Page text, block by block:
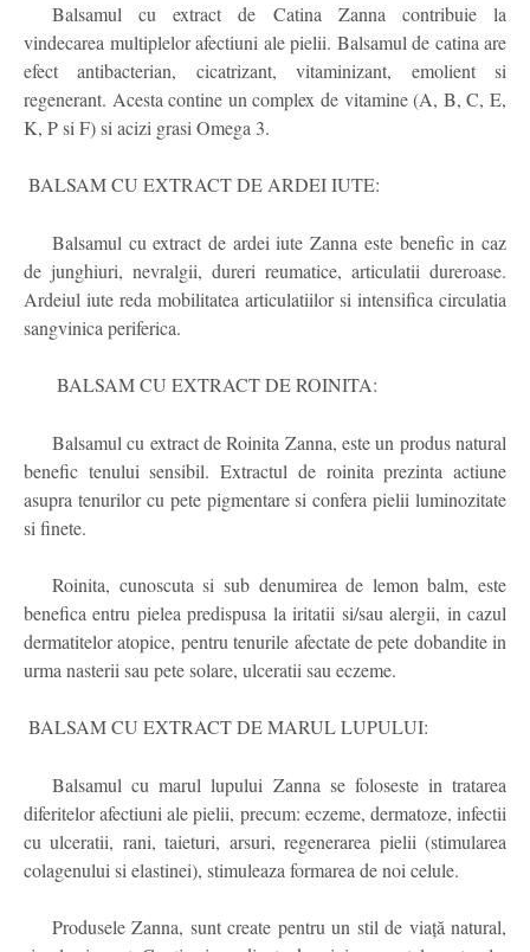
Balsamul cu extract de Catina Zanna contribuie la
vindecarea multiplelor afectiuni ale pielii. Balsamul de catina are
efect antibacterian, cicatrizant, vitaminizant, emolient si
regenerant. Acesta contine un complex de vitamine (A, B, C, E,
K, P si F) si acizi grasi Omega 3.
BALSAM CU EXTRACT DE ARDEI IUTE:
Balsamul cu extract de ardei iute Zanna este benefic in caz
de junghiuri, nevralgii, dureri reumatice, articulatii dureroase.
Ardeiul iute reda mobilitatea articulatiilor si intensifica circulatia
sangvinica periferica.
BALSAM CU EXTRACT DE ROINITA:
Balsamul cu extract de Roinita Zanna, este un produs natural
benefic tenului sensibil. Extractul de roinita prezinta actiune
asupra tenurilor cu pete pigmentare si confera pielii luminozitate
si finete.
Roinita, cunoscuta si sub denumirea de lemon balm, este
benefica entru pielea predispusa la iritatii si/sau alergii, in cazul
dermatitelor atopice, pentru tenurile afectate de pete dobandite in
urma nasterii sau pete solare, ulceratii sau eczeme.
BALSAM CU EXTRACT DE MARUL LUPULUI:
Balsamul cu marul lupului Zanna se foloseste in tratarea
diferitelor afectiuni ale pielii, precum: eczeme, dermatoze, infectii
cu ulceratii, rani, taieturi, arsuri, regenerarea pielii (stimularea
colagenului si elastinei), stimuleaza formarea de noi celule.
Produsele Zanna, sunt create pentru un stil de viață natural,